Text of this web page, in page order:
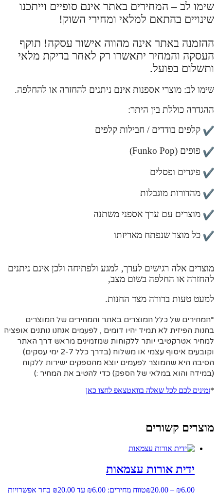
שימו לב – המחירים באתר אינם סופיים וייתכנו
שינויים בהתאם למלאי ומחירי השוק!
ההזמנה באתר אינה מהווה אישור עסקה! תוקף
העסקה והמחיר יתאשרו רק לאחר בדיקת מלאי
ותשלום בפועל.
שימו לב: מוצרי אספנות אינם ניתנים להחזרה או להחלפה.
ההגדרה כוללת בין היתר:
קלפים בודדים / חבילות קלפים
פופים (Funko Pop)
פיגרים ופסלים
מהדורות מוגבלות
מוצרים עם ערך אספני משתנה
כל מוצר שנפתח מאריזתו
מוצרים אלה רגישים לערך, למגע ולפתיחה ולכן אינם ניתנים
להחזרה או החלפה בשום מצב,
למעט טעות ברורה מצד החנות.
*המחירים של כלל המוצרים באתר והמחירים של המוצרים
בחנות הפיזית לא תמיד יהיו דומים , לפעמים אנחנו נותנים אופציה
למחיר אטרקטיבי יותר ללקוחות שמזמינים מראש דרך האתר
וקובעים איסוף עצמי או משלוח (בדרך כלל 2-7 ימי עסקים)
הסיבה היא שהמוצר לפעמים יוצא מהספקים ישירות ללקוח
(במידה והוא במלאי של הספק) כדי להטיב את המחיר :)
*זמינים לכם לכל שאלה בוואטצאפ לחצו כאן
מוצרים קשורים
ידית אורות עצמאות
₪6.00
–
₪20.00 טווח מחירים: ⁦₪6.00⁩ עד ⁦₪20.00⁩
בחר אפשרויות